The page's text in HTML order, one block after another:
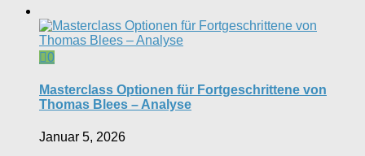
0
Masterclass Optionen für Fortgeschrittene von
Thomas Blees – Analyse
Januar 5, 2026